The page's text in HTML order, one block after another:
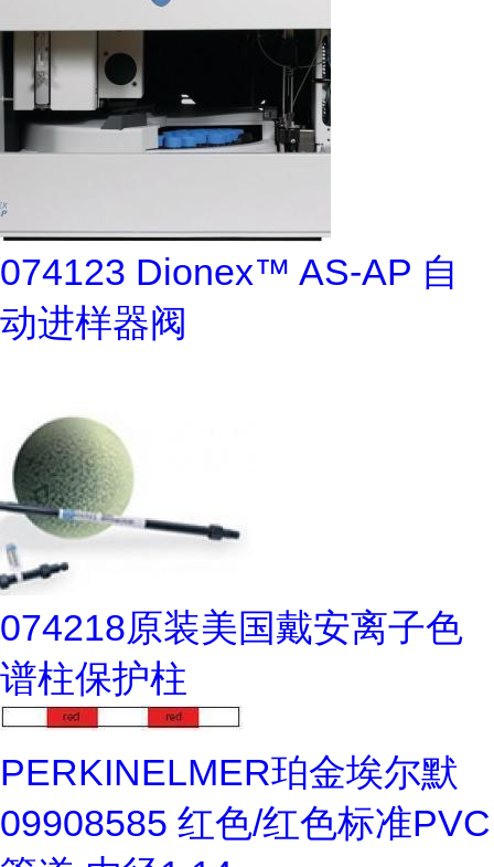
074123 Dionex™ AS-AP 自
动进样器阀
074218原装美国戴安离子色
谱柱保护柱
PERKINELMER珀金埃尔默
09908585 红色/红色标准PVC